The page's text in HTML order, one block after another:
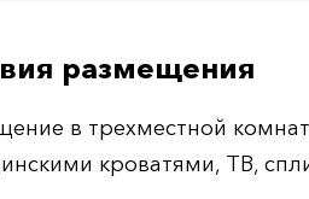
размещения
в трехместной
кроватями, ТВ,